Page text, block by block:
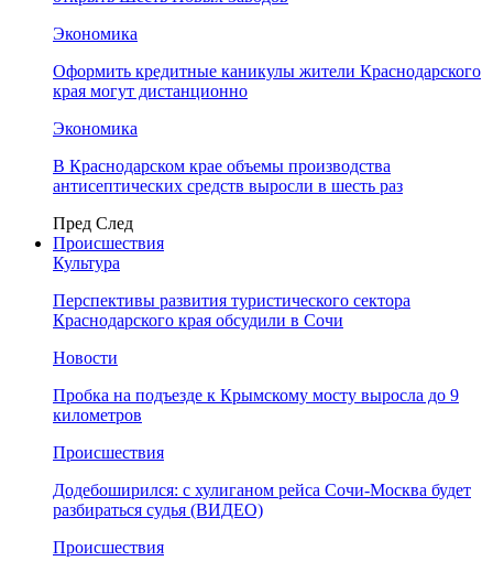
Экономика
Оформить кредитные каникулы жители Краснодарского
края могут дистанционно
Экономика
В Краснодарском крае объемы производства
антисептических средств выросли в шесть раз
Пред След
Происшествия
Культура
Перспективы развития туристического сектора
Краснодарского края обсудили в Сочи
Новости
Пробка на подъезде к Крымскому мосту выросла до 9
километров
Происшествия
Додебоширился: с хулиганом рейса Сочи-Москва будет
разбираться судья (ВИДЕО)
Происшествия